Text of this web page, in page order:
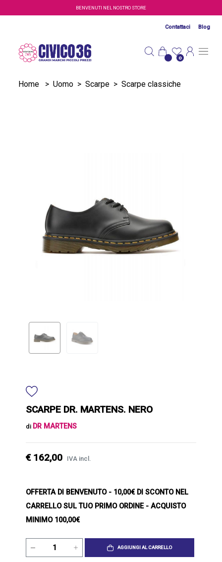
Salta al contenuto principaleBENVENUTI NEL NOSTRO STORE
Contattaci Blog
0
Home > Uomo > Scarpe > Scarpe classiche
SCARPE DR. MARTENS. NERO
di DR MARTENS
€ 162,00 IVA incl.
OFFERTA DI BENVENUTO- 10,00€ DI SCONTO NEL
CARRELLO SUL TUO PRIMO ORDINE - ACQUISTO
MINIMO 100,00€
AGGIUNGI AL CARRELLO